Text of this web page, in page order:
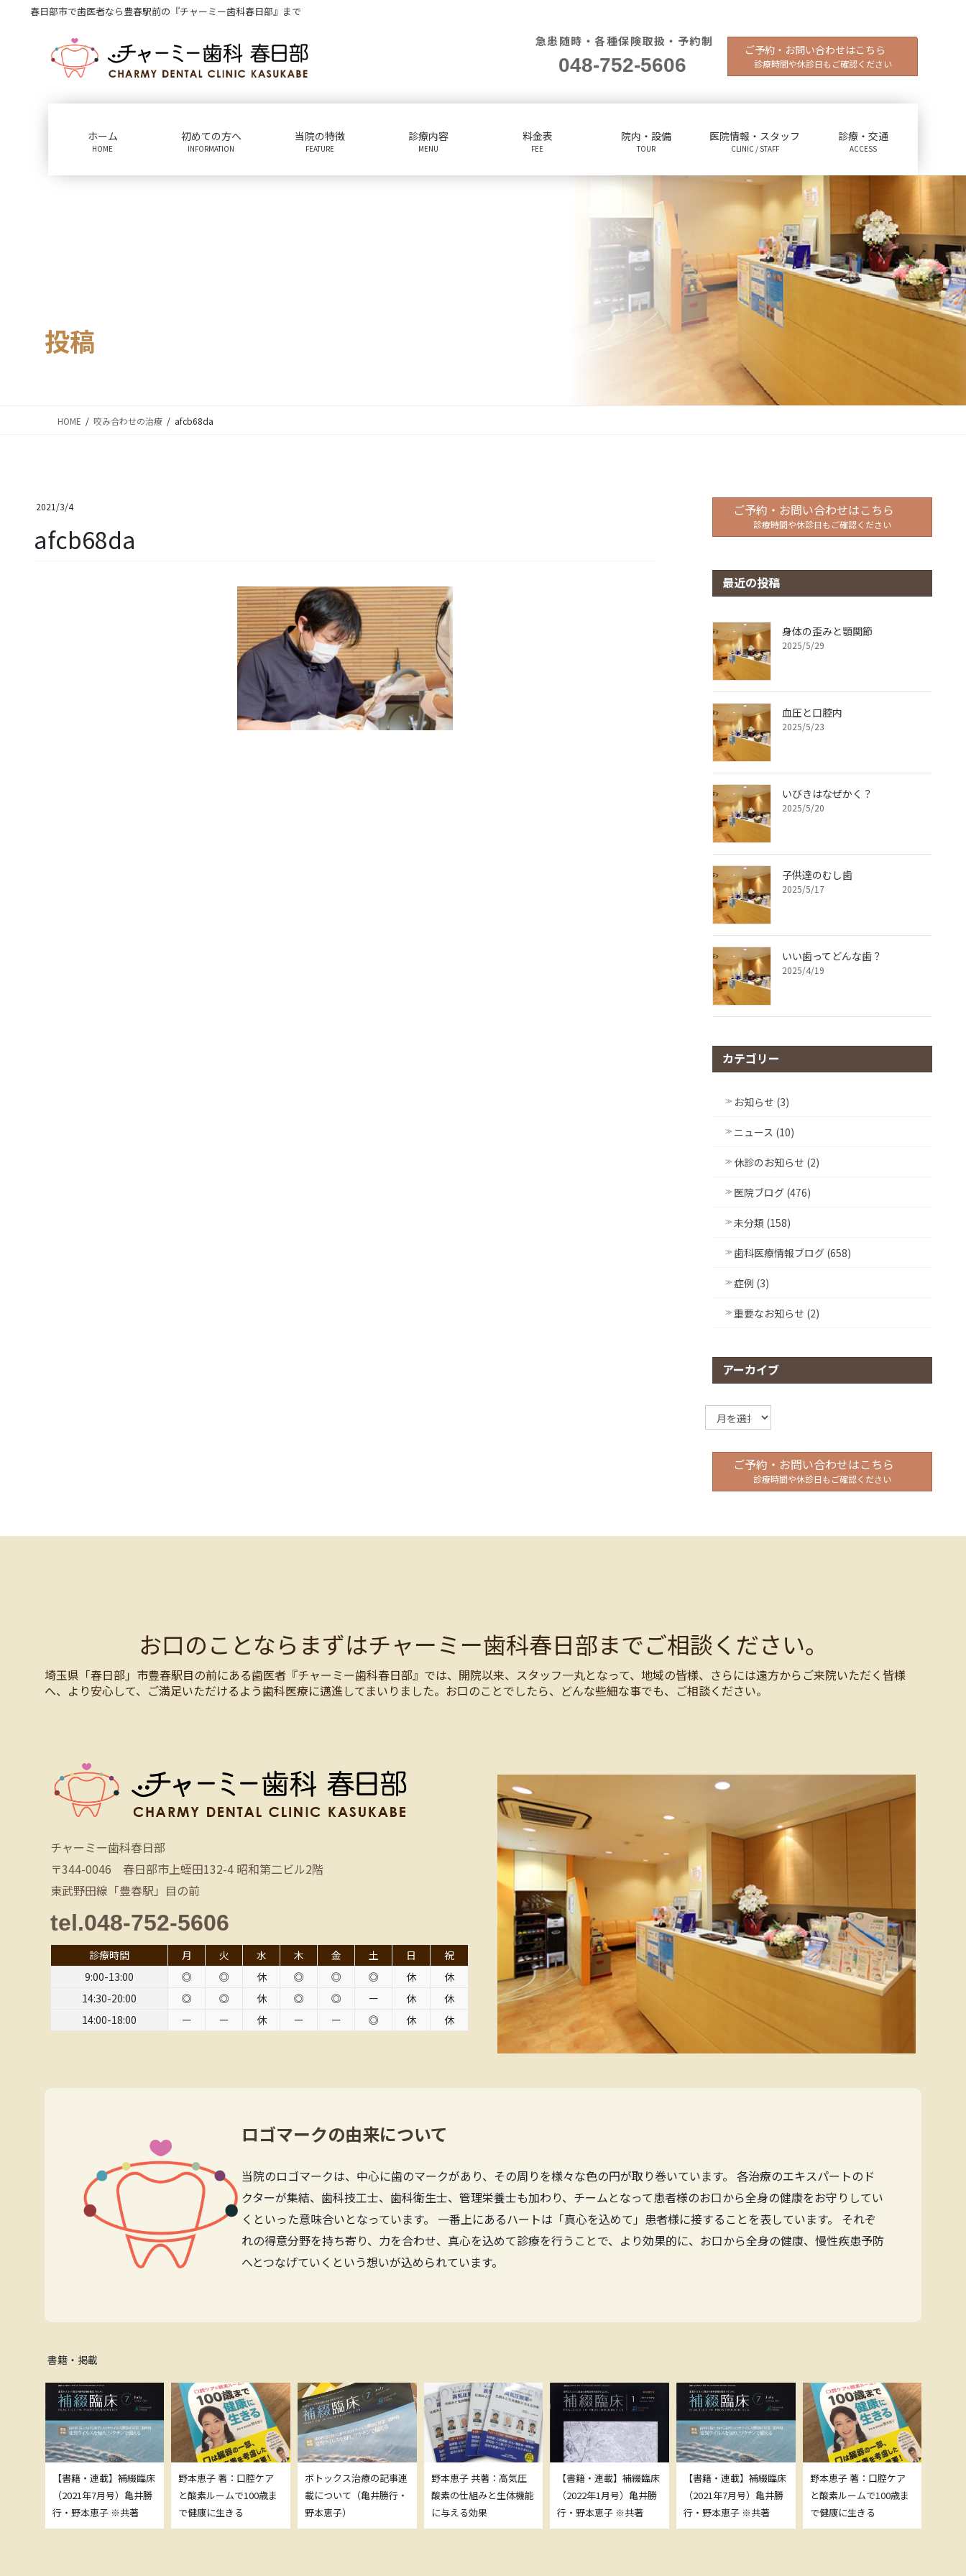
春日部市で歯医者なら豊春駅前の『チャーミー歯科春日部』まで
急患随時・各種保険取扱・予約制
048-752-5606
ご予約・お問い合わせはこちら
診療時間や休診日もご確認ください
ホーム
HOME
初めての方へ
INFORMATION
当院の特徴
FEATURE
診療内容
MENU
料金表
FEE
院内・設備
TOUR
医院情報・スタッフ
CLINIC / STAFF
診療・交通
ACCESS
投稿
HOME 咬み合わせの治療 afcb68da
2021/3/4
afcb68da
ご予約・お問い合わせはこちら
診療時間や休診日もご確認ください
最近の投稿
身体の歪みと顎関節
2025/5/29
血圧と口腔内
2025/5/23
いびきはなぜかく？
2025/5/20
子供達のむし歯
2025/5/17
いい歯ってどんな歯？
2025/4/19
カテゴリー
お知らせ (3)
ニュース (10)
休診のお知らせ (2)
医院ブログ (476)
未分類 (158)
歯科医療情報ブログ (658)
症例 (3)
重要なお知らせ (2)
アーカイブ
ア
ー
イ
ご予約・お問い合わせはこちら
診療時間や休診日もご確認ください
お口のことならまずはチャーミー歯科春日部までご相談ください。
埼玉県「春日部」市豊春駅目の前にある歯医者『チャーミー歯科春日部』では、開院以来、スタッフ一丸となって、地域の皆様、さらには遠方からご来院いただく皆様
へ、より安心して、ご満足いただけるよう歯科医療に邁進してまいりました。お口のことでしたら、どんな些細な事でも、ご相談ください。
チャーミー歯科春日部
〒344-0046 春日部市上蛭田132-4 昭和第二ビル2階
東武野田線「豊春駅」目の前
tel.048-752-5606
診療時間 月 火 水 木 金 土 日
祝
9:00-13:00
◎ ◎ 休 ◎ ◎ ◎ 休
休
14:30-20:00
◎ ◎ 休 ◎ ◎ ー 休
休
14:00-18:00
ー ー 休 ー ー ◎ 休 休
ロゴマークの由来について
当院のロゴマークは、中心に歯のマークがあり、その周りを様々な色の円が取り巻いています。 各治療のエキスパートのド
クターが集結、歯科技工士、歯科衛生士、管理栄養士も加わり、チームとなって患者様のお口から全身の健康をお守りしてい
くといった意味合いとなっています。 一番上にあるハートは「真心を込めて」患者様に接することを表しています。 それぞ
れの得意分野を持ち寄り、力を合わせ、真心を込めて診療を行うことで、より効果的に、お口から全身の健康、慢性疾患予防
へとつなげていくという想いが込められています。
書籍・掲載
【書籍・連載】補綴臨床
（2021年7月号）亀井勝
行・野本恵子 ※共著
野本恵子 著：口腔ケア
と酸素ルームで100歳ま
で健康に生きる
ボトックス治療の記事連
載について（亀井勝行・
野本恵子）
野本恵子 共著：高気圧
酸素の仕組みと生体機能
に与える効果
【書籍・連載】補綴臨床
（2022年1月号）亀井勝
行・野本恵子 ※共著
【書籍・連載】補綴臨床
（2021年7月号）亀井勝
行・野本恵子 ※共著
野本恵子 著：口腔ケア
と酸素ルームで100歳ま
で健康に生きる